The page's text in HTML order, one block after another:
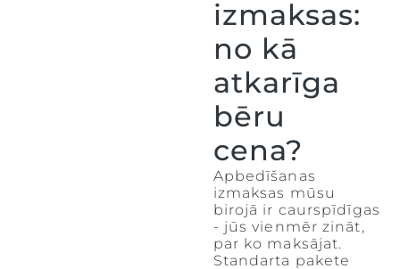
izmaksas:
no kā
atkarīga
bēru
cena?
Apbedīšanas
izmaksas mūsu
birojā ir caurspīdīgas
- jūs vienmēr zināt,
par ko maksājat.
Standarta pakete